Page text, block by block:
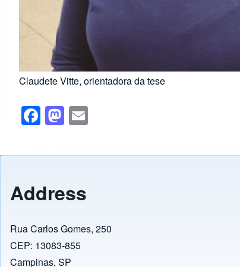
Claudete Vitte, orientadora da tese
F
a
c
b
o
o
k
M
a
st
d
o
n
ail
Address
Rua Carlos Gomes, 250
CEP: 13083-855
Campinas, SP